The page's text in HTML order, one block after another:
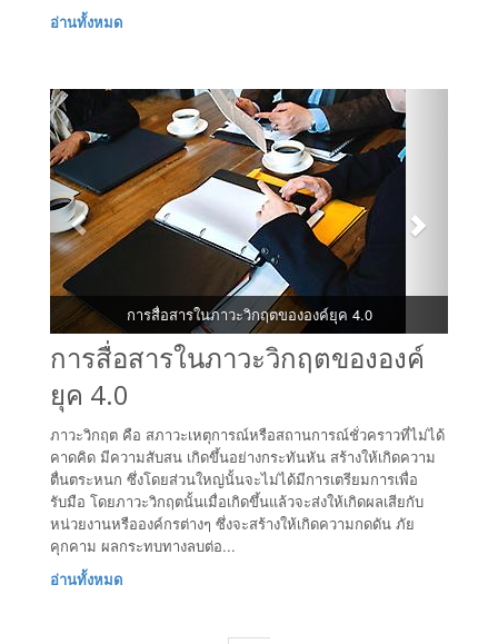
อ่านทั้งหมด
การสื่อสารในภาวะวิกฤตขององค์ยุค 4.0
การสื่อสารในภาวะวิกฤตขององค์
ยุค 4.0
ภาวะวิกฤต คือ สภาวะเหตุการณ์หรือสถานการณ์ชั่วคราวที่ไม่ได้
คาดคิด มีความสับสน เกิดขึ้นอย่างกระทันหัน สร้างให้เกิดความ
ตื่นตระหนก ซึ่งโดยส่วนใหญ่นั้นจะไม่ได้มีการเตรียมการเพื่อ
รับมือ โดยภาวะวิกฤตนั้นเมื่อเกิดขึ้นแล้วจะส่งให้เกิดผลเสียกับ
หน่วยงานหรือองค์กรต่างๆ ซึ่งจะสร้างให้เกิดความกดดัน ภัย
คุกคาม ผลกระทบทางลบต่อ...
อ่านทั้งหมด